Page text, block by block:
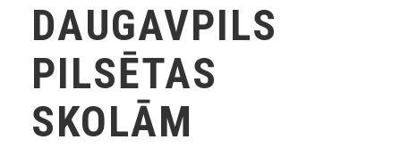
DAUGAVPILS
PILSĒTAS
SKOLĀM